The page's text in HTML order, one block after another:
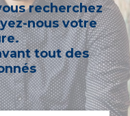
recherchez
nous votre
tout des